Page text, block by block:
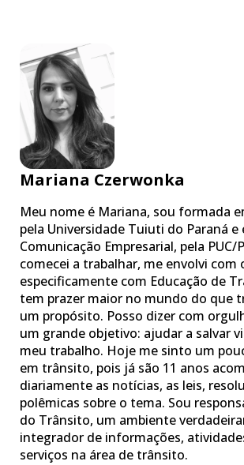
Mariana Czerwonka
Meu nome é Mariana, sou formada
pela Universidade Tuiuti do Paraná e
Comunicação Empresarial, pela PUC/
comecei a trabalhar, me envolvi com
especificamente com Educação de
tem prazer maior no mundo do que
um propósito. Posso dizer com
um grande objetivo: ajudar a salvar
meu trabalho. Hoje me sinto um
em trânsito, pois já são 11 anos
diariamente as notícias, as leis,
polêmicas sobre o tema. Sou
do Trânsito, um ambiente
integrador de informações,
serviços na área de trânsito.